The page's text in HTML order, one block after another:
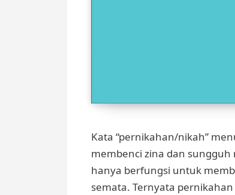
Kata “pernikahan/nikah”
membenci zina dan
hanya berfungsi untuk
semata. Ternyata